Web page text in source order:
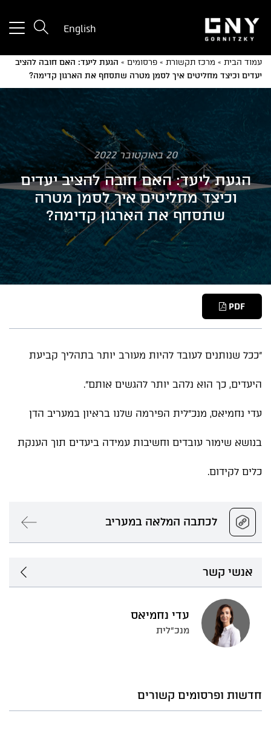
for
English
עמוד הבית » מרכז תקשורת » פרסומים » הגעת ליעד: האם חובה להציב
יעדים וכיצד מחליטים איך לסמן מטרה שתסחף את הארגון קדימה?
20 באוקטובר 2022
הגעת ליעד: האם חובה להציב יעדים
וכיצד מחליטים איך לסמן מטרה
שתסחף את הארגון קדימה?
PDF
"ככל שנותנים לעובד להיות מעורב יותר בתהליך קביעת
היעדים, כך הוא נלהב יותר להגשים אותם".
עדי נחמיאס, מנכ"לית הפירמה שלנו בראיון במעריב הדן
בנושא שימור עובדים וחשיבות עמידה ביעדים תוך הענקת
כלים לקידום.
לכתבה המלאה במעריב
אנשי קשר
עדי נחמיאס
מנכ"לית
חדשות ופרסומים קשורים